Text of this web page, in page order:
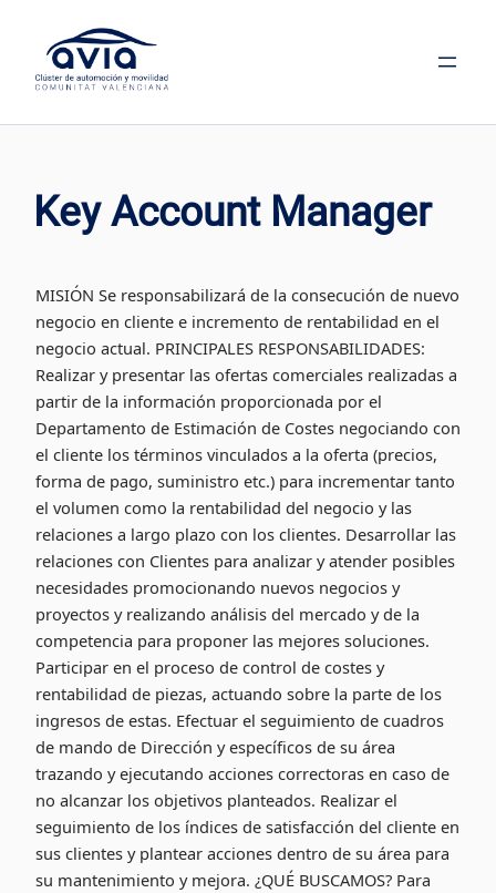
contenido
Key Account Manager
MISIÓN Se responsabilizará de la consecución de nuevo
negocio en cliente e incremento de rentabilidad en el
negocio actual. PRINCIPALES RESPONSABILIDADES:
Realizar y presentar las ofertas comerciales realizadas a
partir de la información proporcionada por el
Departamento de Estimación de Costes negociando con
el cliente los términos vinculados a la oferta (precios,
forma de pago, suministro etc.) para incrementar tanto
el volumen como la rentabilidad del negocio y las
relaciones a largo plazo con los clientes. Desarrollar las
relaciones con Clientes para analizar y atender posibles
necesidades promocionando nuevos negocios y
proyectos y realizando análisis del mercado y de la
competencia para proponer las mejores soluciones.
Participar en el proceso de control de costes y
rentabilidad de piezas, actuando sobre la parte de los
ingresos de estas. Efectuar el seguimiento de cuadros
de mando de Dirección y específicos de su área
trazando y ejecutando acciones correctoras en caso de
no alcanzar los objetivos planteados. Realizar el
seguimiento de los índices de satisfacción del cliente en
sus clientes y plantear acciones dentro de su área para
su mantenimiento y mejora. ¿QUÉ BUSCAMOS? Para